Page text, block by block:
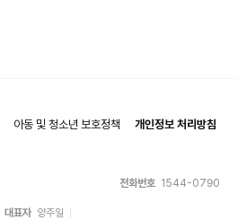
아동 및 청소년 보호정책
개인정보 처리방침
전화번호 1544-0790
대표자 양주일